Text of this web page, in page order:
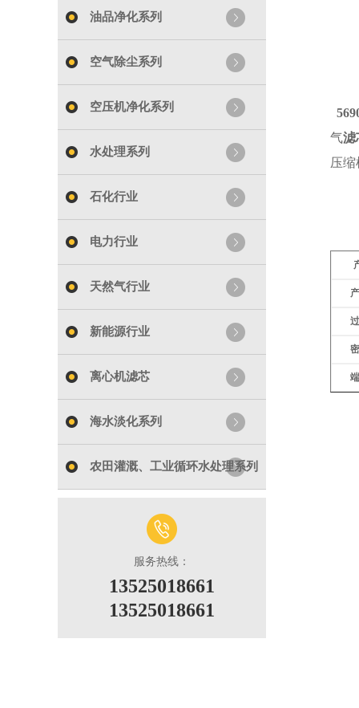
油品净化系列
空气除尘系列
空压机净化系列
水处理系列
石化行业
电力行业
天然气行业
新能源行业
离心机滤芯
海水淡化系列
农田灌溉、工业循环水处理系列
服务热线：
13525018661
13525018661
气滤
压